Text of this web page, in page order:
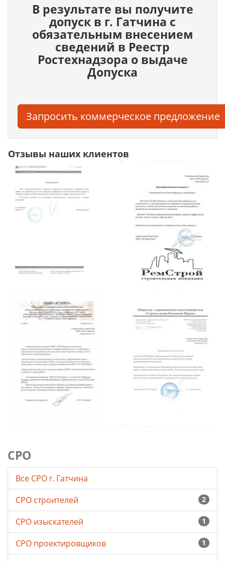
В результате вы получите
допуск в г. Гатчина c
обязательным внесением
сведений в Реестр
Ростехнадзора о выдаче
Допуска
Запросить коммерческое предложение
Отзывы наших клиентов
СРО
Все СРО г. Гатчина
2
СРО строителей
1
СРО изыскателей
1
СРО проектировщиков